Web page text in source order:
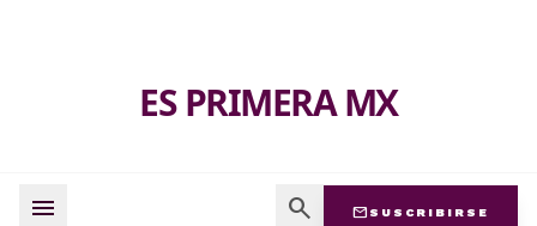
ES PRIMERA MX
menu search mail SUSCRIBIRSE